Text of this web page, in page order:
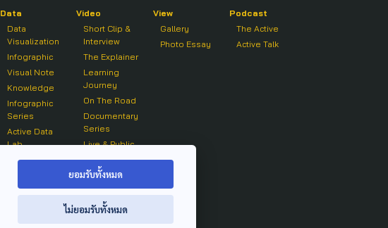
Data
Data
Visualization
Infographic
Visual Note
Knowledge
Infographic
Series
Active Data
Lab
Video
Short Clip &
Interview
The Explainer
Learning
Journey
On The Road
Documentary
Series
Live & Public
On air Clip
View
Gallery
Photo Essay
Podcast
The Active
Active Talk
ยอมรับทั้งหมด
ไม่ยอมรับทั้งหมด